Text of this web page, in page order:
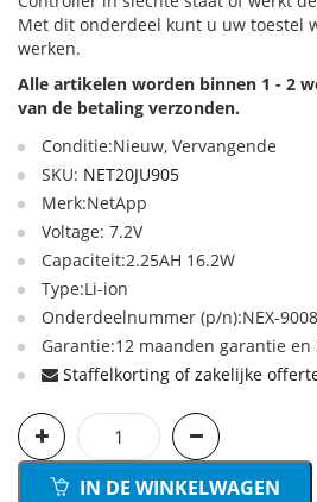
Met dit onderdeel kunt u uw toestel
werken.
Alle artikelen worden binnen 1 - 2
van de betaling verzonden.
Conditie:Nieuw, Vervangende
SKU: NET20JU905
Merk:NetApp
Voltage: 7.2V
Capaciteit:2.25AH 16.2W
Type:Li-ion
Onderdeelnummer (p/n):NEX-
Garantie:12 maanden garantie
Staffelkorting of zakelijke
IN DE WINKELWAGEN